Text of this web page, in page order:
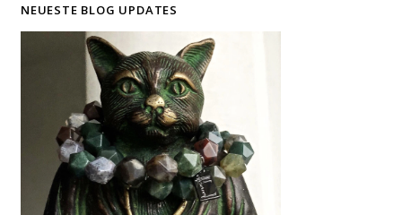
NEUESTE BLOG UPDATES